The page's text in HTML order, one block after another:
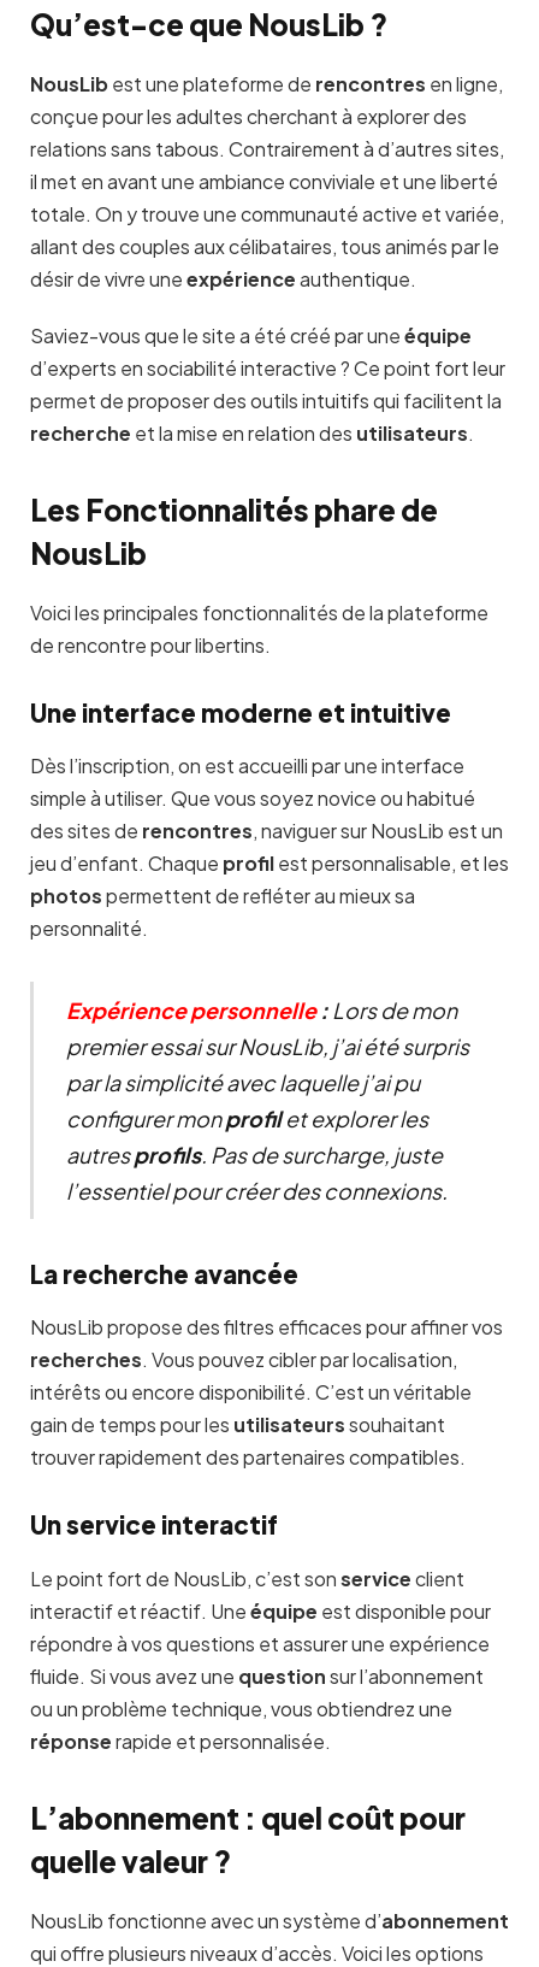
Qu’est-ce que NousLib ?
NousLibest une plateforme de rencontres en ligne,
conçue pour les adultes cherchant à explorer des
relations sans tabous. Contrairement à d’autres sites,
il met en avant une ambiance conviviale et une liberté
totale. On y trouve une communauté active et variée,
allant des couples aux célibataires, tous animés par le
désir de vivre uneexpérienceauthentique.
Saviez-vous que le site a été créé par uneéquipe
d’experts en sociabilité interactive ? Ce point fort leur
permet de proposer des outils intuitifs qui facilitent la
recherche et la mise en relation des utilisateurs.
Les Fonctionnalités phare de
NousLib
Voici les principales fonctionnalités de la plateforme
de rencontre pour libertins.
Une interface moderne et intuitive
Dès l’inscription, on est accueilli par une interface
simple à utiliser. Que vous soyez novice ou habitué
des sites de rencontres, naviguer sur NousLib est un
jeu d’enfant. Chaque profilest personnalisable, et les
photospermettent de refléter au mieux sa
personnalité.
Expérience personnelle:Lors de mon
premier essai sur NousLib, j’ai été surpris
par la simplicité avec laquelle j’ai pu
configurer monprofilet explorer les
autresprofils. Pas de surcharge, juste
l’essentiel pour créer des connexions.
La recherche avancée
NousLib propose des filtres efficaces pour affiner vos
recherches. Vous pouvez cibler par localisation,
intérêts ou encore disponibilité. C’est un véritable
gain de temps pour les utilisateurssouhaitant
trouver rapidement des partenaires compatibles.
Un service interactif
Le point fort de NousLib, c’est sonserviceclient
interactif et réactif. Uneéquipe est disponible pour
répondre à vos questions et assurer une expérience
fluide. Si vous avez une questionsur l’abonnement
ou un problème technique, vous obtiendrez une
réponserapide et personnalisée.
L’abonnement : quel coût pour
quelle valeur ?
NousLib fonctionne avec un système d’abonnement
qui offre plusieurs niveaux d’accès. Voici les options